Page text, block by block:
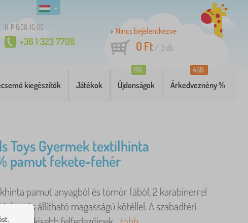
H-P 8:00-16:00
+36 1 323 7708
Nincs bejelentkezve
0 Ft/ 0 db
kiegészítők Játékok Újdonságok
99
Árkedveznény %
459
Toys Gyermek textilhinta
pamut fekete-fehér
pamut anyagból és tömör fából, 2 karabinerrel
és állítható magasságú kötéllel. A szabadtéri